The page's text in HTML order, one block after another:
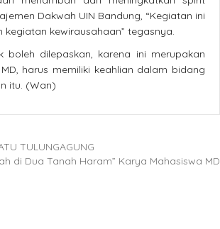
Dakwah UIN Bandung, “Kegiatan ini
kewirausahaan” tegasnya.
dilepaskan, karena ini merupakan
harus memiliki keahlian dalam bidang
itu. (Wan)
TULUNGAGUNG
di Dua Tanah Haram” Karya Mahasiswa MD